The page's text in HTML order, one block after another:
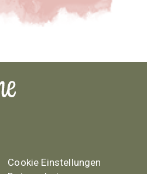
Cookie Einstellungen